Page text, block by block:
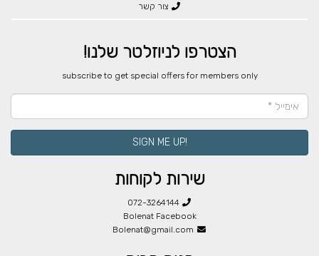
צור קשר
הצטרפו לניוזלטר שלנו!
​subscribe to get special offers for members only
!SIGN ME UP
שירות לקוחות
072-3264144
Bolenat Facebook
Bolenat@gmail.com